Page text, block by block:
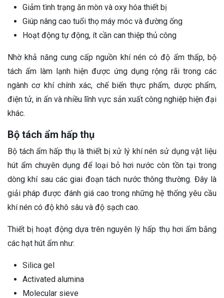
Giảm tình trạng ăn mòn và oxy hóa thiết bị
Giúp nâng cao tuổi thọ máy móc và đường ống
Hoạt động tự động, ít cần can thiệp thủ công
Nhờ khả năng cung cấp nguồn khí nén có độ ẩm thấp, bộ
tách ẩm làm lạnh hiện được ứng dụng rộng rãi trong các
ngành cơ khí chính xác, chế biến thực phẩm, dược phẩm,
điện tử, in ấn và nhiều lĩnh vực sản xuất công nghiệp hiện đại
khác.
Bộ tách ẩm hấp thụ
Bộ tách ẩm hấp thụ là thiết bị xử lý khí nén sử dụng vật liệu
hút ẩm chuyên dụng để loại bỏ hơi nước còn tồn tại trong
dòng khí sau các giai đoạn tách nước thông thường. Đây là
giải pháp được đánh giá cao trong những hệ thống yêu cầu
khí nén có độ khô sâu và độ sạch cao.
Thiết bị hoạt động dựa trên nguyên lý hấp thụ hơi ẩm bằng
các hạt hút ẩm như:
Silica gel
Activated alumina
Molecular sieve